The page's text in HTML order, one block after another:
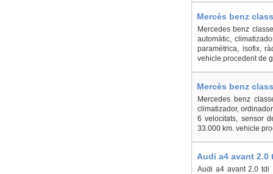
Mercès benz
Mercedes benz
automàtic,
paramètrica, isofix,
vehicle procedent de
Mercès benz
Mercedes benz
climatizador,
6 velocitats, sensor
33.000 km. vehicle
Audi a4 avant 2.0
Audi a4 avant 2.0 tdi